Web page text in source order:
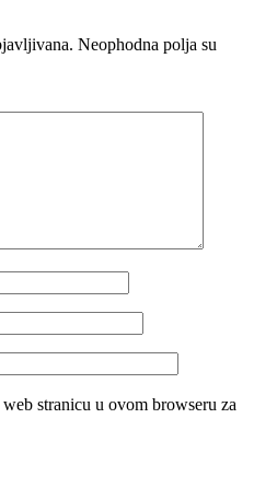
Neophodna polja su
stranicu u ovom browseru za